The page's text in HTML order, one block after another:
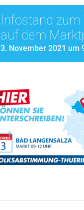
Infostand zum
auf dem
3. November 2021 um